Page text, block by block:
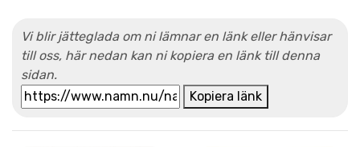
Vi blir jätteglada om ni lämnar en länk eller hänvisar
till oss, här nedan kan ni kopiera en länk till denna
sidan.
Kopiera länk